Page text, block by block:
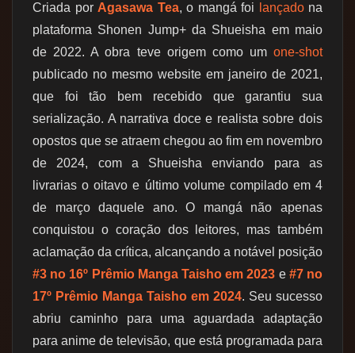
Criada por Agasawa Tea, o mangá foi lançadona
plataforma Shonen Jump+ da Shueisha em maio
de 2022. A obra teve origem como um one-shot
publicado no mesmo website em janeiro de 2021,
que foi tão bem recebido que garantiu sua
serialização. A narrativa doce e realista sobre dois
opostos que se atraem chegou ao fim em novembro
de 2024, com a Shueisha enviando para as
livrarias o oitavo e último volume compilado em 4
de março daquele ano. O mangá não apenas
conquistou o coração dos leitores, mas também
aclamação da crítica, alcançando a notável posição
#3 no 16º Prêmio Manga Taisho em 2023 e #7 no
17º Prêmio Manga Taisho em 2024. Seu sucesso
abriu caminho para uma aguardada adaptação
para anime de televisão, que está programada para